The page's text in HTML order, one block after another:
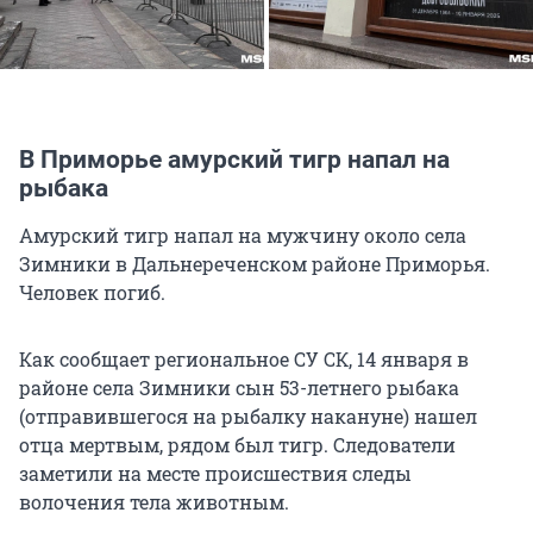
В Приморье амурский тигр напал на
рыбака
Амурский тигр напал на мужчину около села
Зимники в Дальнереченском районе Приморья.
Человек погиб.
Как сообщает региональное СУ СК, 14 января в
районе села Зимники сын 53-летнего рыбака
(отправившегося на рыбалку накануне) нашел
отца мертвым, рядом был тигр. Следователи
заметили на месте происшествия следы
волочения тела животным.